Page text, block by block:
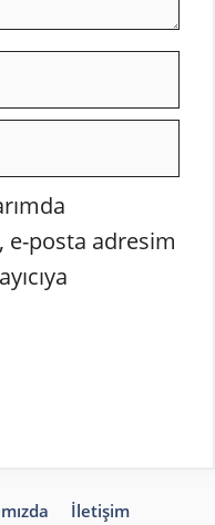
e-posta adresim
İletişim